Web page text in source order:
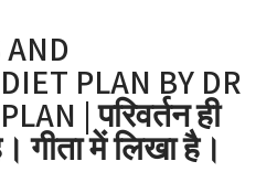
PLAN BY DR
| परिवर्तन ही
गीता में लिखा है।